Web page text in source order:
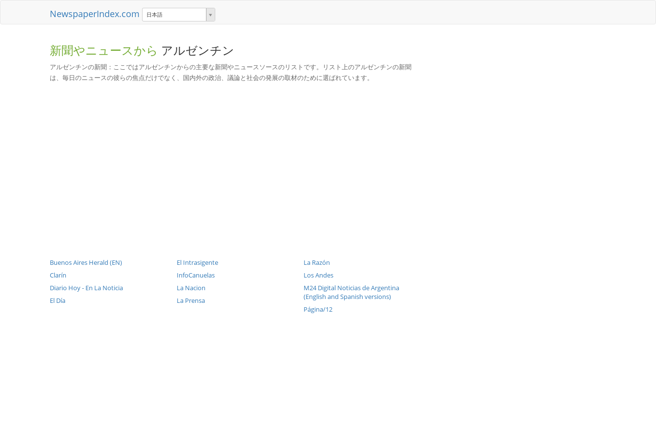
NewspaperIndex.com 日本語
新聞やニュースから アルゼンチン
アルゼンチンの新聞：ここではアルゼンチンからの主要な新聞やニュースソースのリストです。リスト上のアルゼンチンの新聞
は、毎日のニュースの彼らの焦点だけでなく、国内外の政治、議論と社会の発展の取材のために選ばれています。
Buenos Aires Herald (EN)
Clarín
Diario Hoy - En La Noticia
El Día
El Intrasigente
InfoCanuelas
La Nacion
La Prensa
La Razón
Los Andes
M24 Digital Noticias de Argentina
(English and Spanish versions)
Página/12